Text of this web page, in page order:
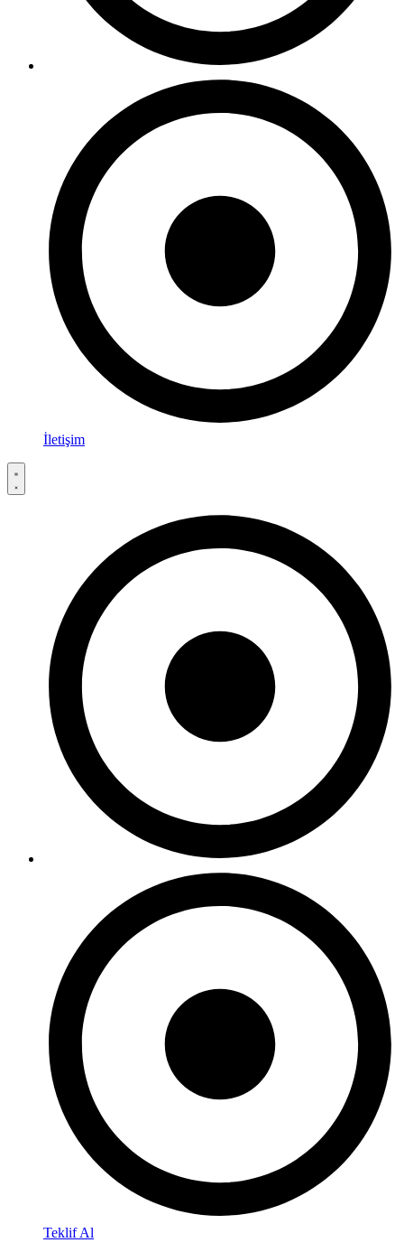
İletişim
Teklif Al